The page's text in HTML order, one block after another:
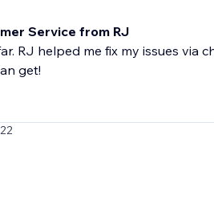
Service from RJ
RJ helped me fix my issues via
get!